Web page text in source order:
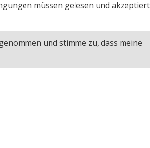
müssen gelesen und akzeptiert
und stimme zu, dass meine